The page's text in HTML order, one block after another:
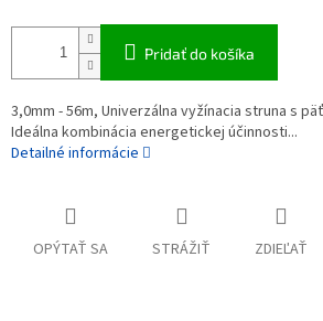
Pridať do košíka
3,0mm - 56m, Univerzálna vyžínacia struna s
Ideálna kombinácia energetickej účinnosti...
Detailné informácie
OPÝTAŤ SA STRÁŽIŤ ZDIEĽAŤ